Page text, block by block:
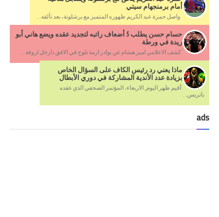
أمام برمنجهام سيتي
واصل حمزة عبد الكريم ظهوره المتميز مع برشلونة، بعد تألقه...
حسام حسن يطلب 5 أضعاف راتبه لتجديد عقده ويضع هاني أبو
ريدة في ورطة
كشف الاعلامي امير هشام عن بوادر ازمة تلوح في الافق دارخل اروقة...
ماذا يعني رد رئيس الكاف على السؤال الخاص
بزيادة عدد الأندية المشاركة في دوري الأبطال
أقيم ظهر اليوم, الاربعاء، المؤتمر الصحفي الذي عقده
باتريس...
ads